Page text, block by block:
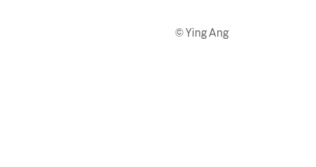
© Ying Ang